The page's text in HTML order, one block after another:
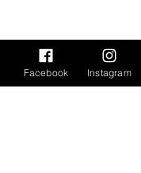
Facebook Instagram